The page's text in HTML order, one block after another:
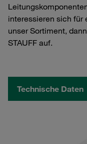
interessieren sich für
unser Sortiment,
STAUFF auf.
Technische Daten